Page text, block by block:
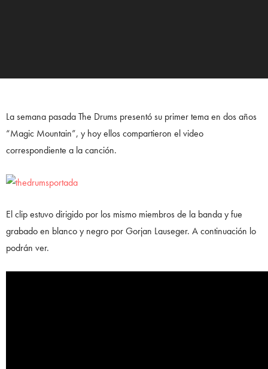
La semana pasada The Drums presentó su primer tema en dos años
“Magic Mountain”, y hoy ellos compartieron el video
correspondiente a la canción.
El clip estuvo dirigido por los mismo miembros de la banda y fue
grabado en blanco y negro por Gorjan Lauseger. A continuación lo
podrán ver.